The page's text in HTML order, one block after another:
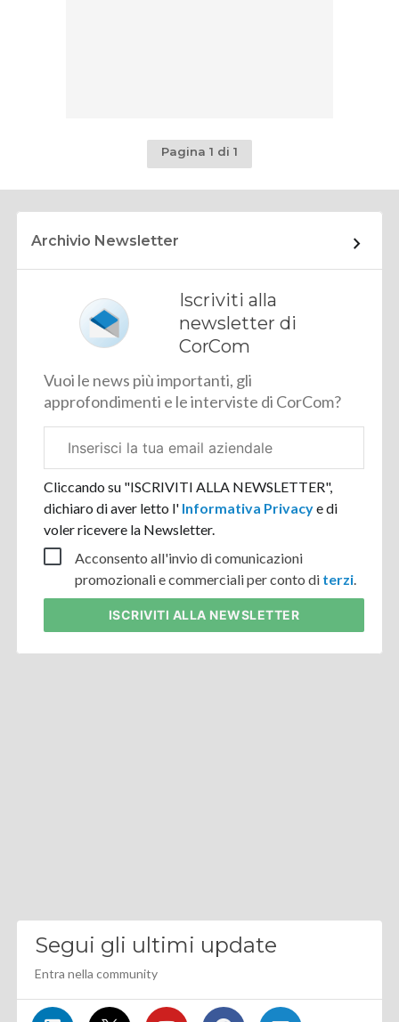
Pagina 1 di 1
Archivio Newsletter
Iscriviti alla
newsletter di
CorCom
Vuoi le news più importanti, gli
approfondimenti e le interviste di CorCom?
aziendale
Cliccando su "ISCRIVITI ALLA NEWSLETTER",
dichiaro di aver letto l' Informativa Privacye di
voler ricevere la Newsletter.
Acconsento all'invio di comunicazioni
promozionali e commerciali per conto di terzi.
ISCRIVITI ALLA NEWSLETTER
Segui gli ultimi update
Entra nella community